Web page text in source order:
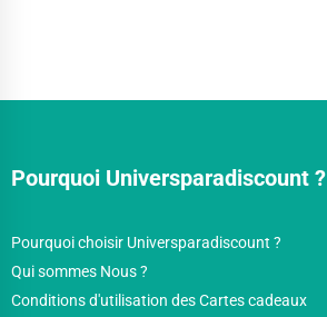
Pourquoi Universparadiscount ?
Pourquoi choisir Universparadiscount ?
Qui sommes Nous ?
Conditions d'utilisation des Cartes cadeaux